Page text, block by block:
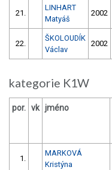
21.
LINHART
Matyáš
2002
22.
ŠKOLOUDÍK
Václav
2002
kategorie K1W
por. vk jméno
1.
MARKOVÁ
Kristýna